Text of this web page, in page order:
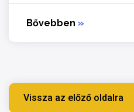
Bővebben »
Vissza az előző oldalra